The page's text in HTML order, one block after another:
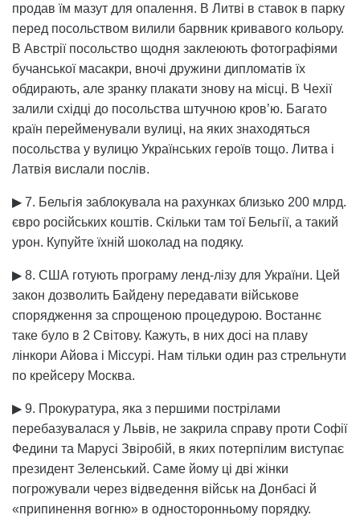
продав їм мазут для опалення. В Литві в ставок в парку
перед посольством вилили барвник кривавого кольору.
В Австрії посольство щодня заклеюють фотографіями
бучанської масакри, вночі дружини дипломатів їх
обдирають, але зранку плакати знову на місці. В Чехії
залили східці до посольства штучною кров’ю. Багато
країн перейменували вулиці, на яких знаходяться
посольства у вулицю Українських героїв тощо. Литва і
Латвія вислали послів.
▶ 7. Бельгія заблокувала на рахунках близько 200 млрд.
євро російських коштів. Скільки там тої Бельгії, а такий
урон. Купуйте їхній шоколад на подяку.
▶ 8. США готують програму ленд-лізу для України. Цей
закон дозволить Байдену передавати військове
спорядження за спрощеною процедурою. Востаннє
таке було в 2 Світову. Кажуть, в них досі на плаву
лінкори Айова і Міссурі. Нам тільки один раз стрельнути
по крейсеру Москва.
▶ 9. Прокуратура, яка з першими пострілами
перебазувалася у Львів, не закрила справу проти Софії
Федини та Марусі Звіробій, в яких потерпілим виступає
президент Зеленський. Саме йому ці дві жінки
погрожували через відведення військ на Донбасі й
«припинення вогню» в односторонньому порядку.